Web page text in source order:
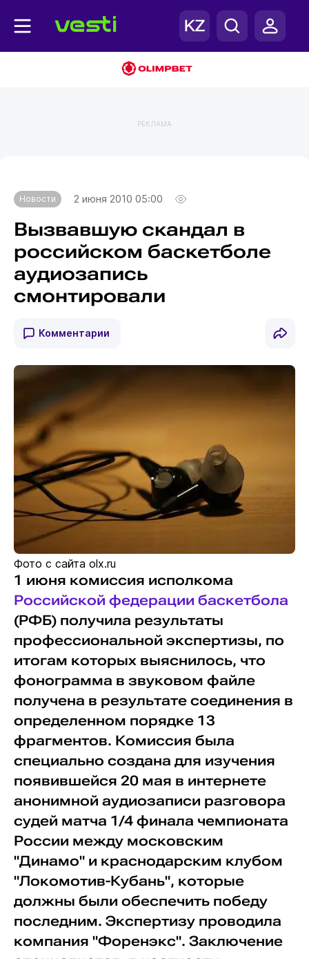
РЕКЛАМА
Новости 2 июня 2010 05:00
Вызвавшую скандал в
российском баскетболе
аудиозапись
смонтировали
Комментарии
Фото с сайта olx.ru
1 июня комиссия исполкома
Российской федерации баскетбола
(РФБ) получила результаты
профессиональной экспертизы, по
итогам которых выяснилось, что
фонограмма в звуковом файле
получена в результате соединения в
определенном порядке 13
фрагментов. Комиссия была
специально создана для изучения
появившейся 20 мая в интернете
анонимной аудиозаписи разговора
судей матча 1/4 финала чемпионата
России между московским
"Динамо" и краснодарским клубом
"Локомотив-Кубань", которые
должны были обеспечить победу
последним. Экспертизу проводила
компания "Форенэкс". Заключение